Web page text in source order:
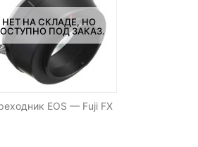
НЕТ НА СКЛАДЕ, НО
ПОД ЗАКАЗ.
EOS — Fuji FX